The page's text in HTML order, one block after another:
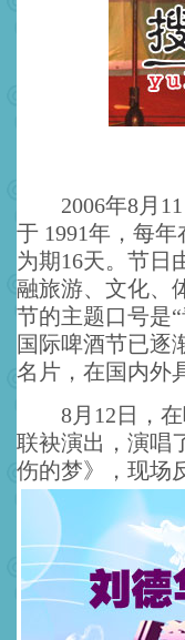
2006年8月11
于 1991年，每
为期16天。节日
融旅游、文化、
节的主题口号是
国际啤酒节已逐
名片，在国内外
8月12日，在
联袂演出，演唱
伤的梦》，现场